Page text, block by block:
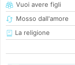
Vuoi avere figli
Mosso dall'amore
La religione